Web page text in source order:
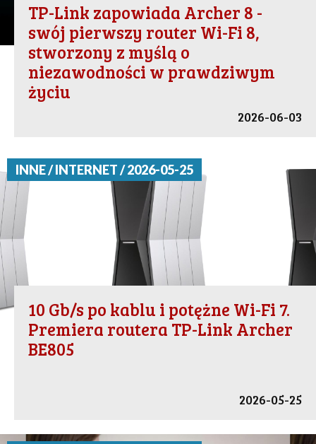
TP-Link zapowiada Archer 8 -
swój pierwszy router Wi-Fi 8,
stworzony z myślą o
niezawodności w prawdziwym
życiu
2026-06-03
INNE / INTERNET / 2026-05-25
10 Gb/s po kablu i potężne Wi-Fi 7.
Premiera routera TP-Link Archer
BE805
2026-05-25